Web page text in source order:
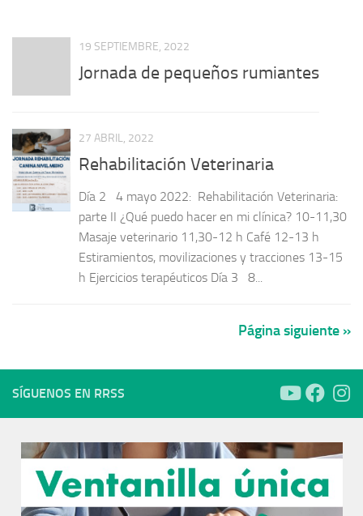
19 SEPTIEMBRE, 2022
Jornada de pequeños rumiantes
27 ABRIL, 2022
Rehabilitación Veterinaria
Día 2 4 mayo 2022: Rehabilitación Veterinaria:
parte II ¿Qué puedo hacer en mi clínica? 10-11,30
Masaje veterinario 11,30-12 h Café 12-13 h
Estiramientos, movilizaciones y tracciones 13-15
h Ejercicios terapéuticos Día 3 8...
Página siguiente »
SÍGUENOS EN RRSS